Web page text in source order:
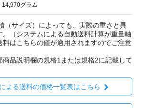
14,970グラム
（サイズ）によっても、実際の重さと異
。（システムによる自動送料計算が重量軸
料はこちらの値が適用されますのでご注意
品説明欄の規格1または規格2に記載して
よる送料の価格一覧表はこちら